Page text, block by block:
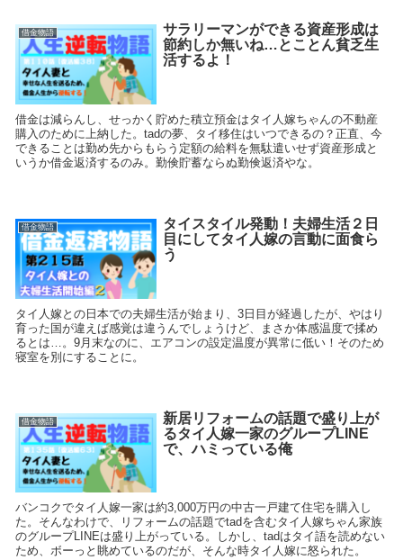
借金物語
サラリーマンができる資産形成は
節約しか無いね…とことん貧乏生
活するよ！
借金は減らんし、せっかく貯めた積立預金はタイ人嫁ちゃんの不動産
購入のために上納した。tadの夢、タイ移住はいつできるの？正直、今
できることは勤め先からもらう定額の給料を無駄遣いせず資産形成と
いうか借金返済するのみ。勤倹貯蓄ならぬ勤倹返済やな。
借金物語
タイスタイル発動！夫婦生活２日
目にしてタイ人嫁の言動に面食ら
う
タイ人嫁との日本での夫婦生活が始まり、3日目が経過したが、やはり
育った国が違えば感覚は違うんでしょうけど、まさか体感温度で揉め
るとは…。9月末なのに、エアコンの設定温度が異常に低い！そのため
寝室を別にすることに。
借金物語
新居リフォームの話題で盛り上が
るタイ人嫁一家のグループLINE
で、ハミっている俺
バンコクでタイ人嫁一家は約3,000万円の中古一戸建て住宅を購入し
た。そんなわけで、リフォームの話題でtadを含むタイ人嫁ちゃん家族
のグループLINEは盛り上がっている。しかし、tadはタイ語を読めない
ため、ボーっと眺めているのだが、そんな時タイ人嫁に怒られた。